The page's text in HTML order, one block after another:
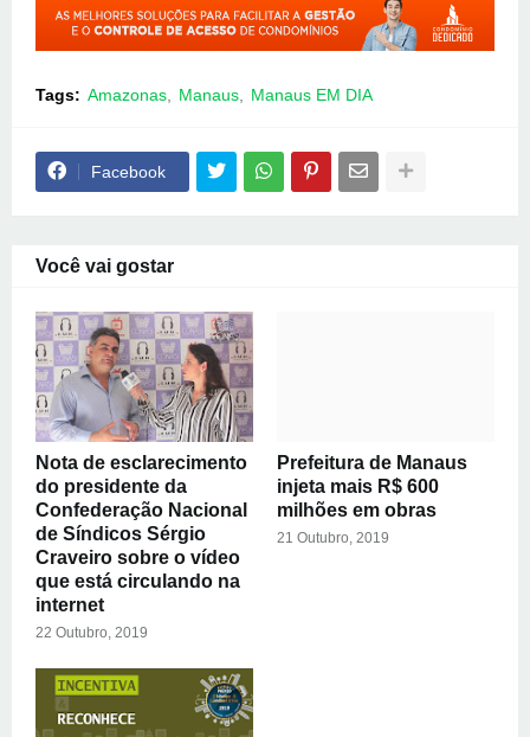
Tags: Amazonas Manaus Manaus EM DIA
Facebook
Você vai gostar
Nota de esclarecimento
do presidente da
Confederação Nacional
de Síndicos Sérgio
Craveiro sobre o vídeo
que está circulando na
internet
22 Outubro, 2019
Prefeitura de Manaus
injeta mais R$ 600
milhões em obras
21 Outubro, 2019